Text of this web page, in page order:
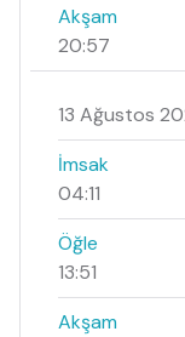
Akşam
20:57
13 Ağustos
İmsak
04:11
Öğle
13:51
Akşam